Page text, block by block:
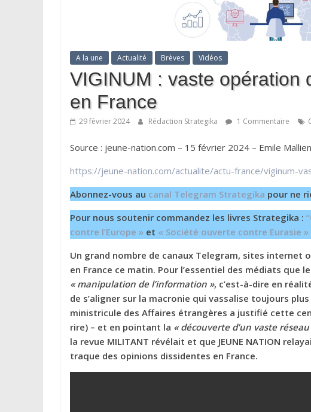
A la une Actualité Brèves Vidéos
VIGINUM : vaste opération
en France
29 février 2024 Rédaction Strategika 1 Commentaire
Source : jeune-nation.com – 15 février 2024 – Emile Mallien
https://jeune-nation.com/actualite/actu-france/viginum-
Abonnez-vous au canal Telegram Strategika pour ne
Pour nous soutenir commandez les livres Strategika :
contre l’Europe » et « Société ouverte contre Eurasie »
Un grand nombre de canaux Telegram, sites internet
en France ce matin. Pour l’essentiel des médiats que
« manipulation de l’information », c’est-à-dire en
de s’aligner sur la macronie qui vassalise toujours
ministricule des Affaires étrangères a justifié cette
rire) – et en pointant la « découverte d’un vaste réseau
la revue MILITANT révélait et que JEUNE NATION
traque des opinions dissidentes en France.